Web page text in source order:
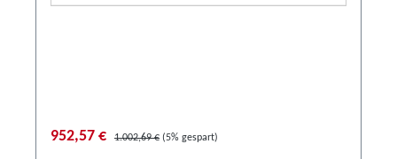
952,57 € 1.002,69 € (5% gespart)